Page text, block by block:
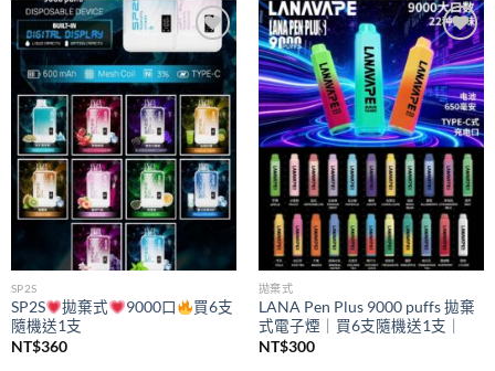
Add to
wishlist
SP2S
SP2S 拋棄式 9000口
買6支
隨機送1支
NT$360
Add to
wishlist
拋棄式
LANA Pen Plus 9000 puffs 拋棄
式電子煙｜買6支隨機送1支｜
NT$300